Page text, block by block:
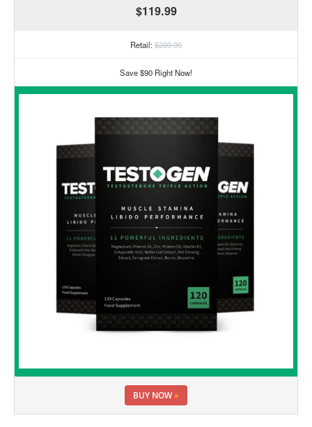
$119.99
Retail:$209.99
Save $90 Right Now!
BUY NOW»